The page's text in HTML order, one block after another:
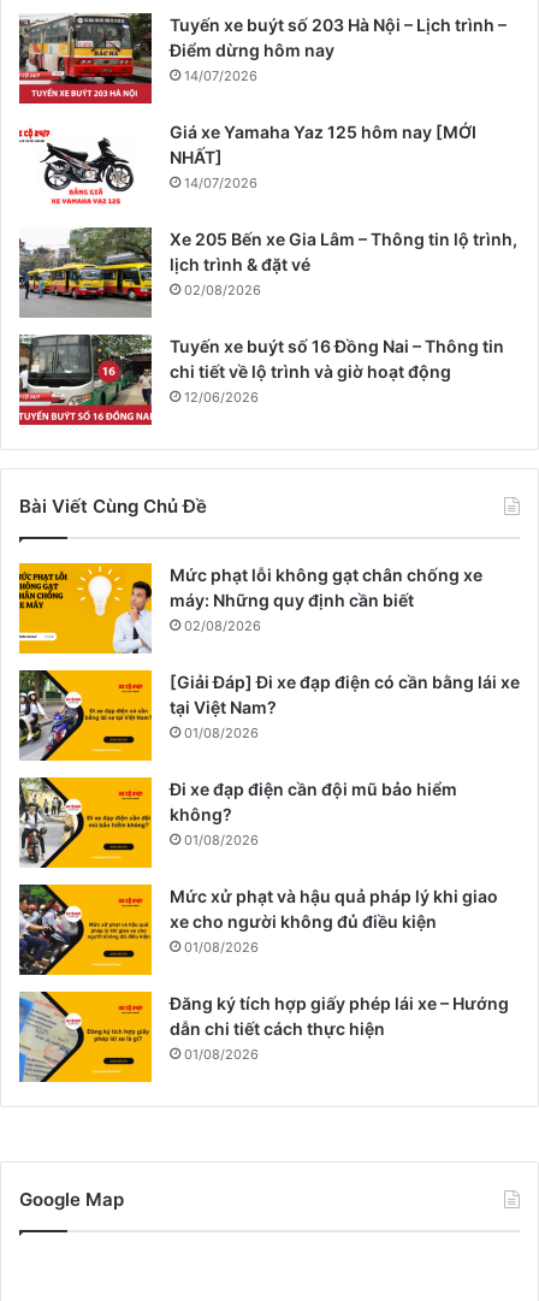
Tuyến xe buýt số 203 Hà Nội – Lịch trình –
Điểm dừng hôm nay
14/07/2026
Giá xe Yamaha Yaz 125 hôm nay [MỚI
NHẤT]
14/07/2026
Xe 205 Bến xe Gia Lâm – Thông tin lộ trình,
lịch trình & đặt vé
02/08/2026
Tuyến xe buýt số 16 Đồng Nai – Thông tin
chi tiết về lộ trình và giờ hoạt động
12/06/2026
Bài Viết Cùng Chủ Đề
Mức phạt lỗi không gạt chân chống xe
máy: Những quy định cần biết
02/08/2026
[Giải Đáp] Đi xe đạp điện có cần bằng lái xe
tại Việt Nam?
01/08/2026
Đi xe đạp điện cần đội mũ bảo hiểm
không?
01/08/2026
Mức xử phạt và hậu quả pháp lý khi giao
xe cho người không đủ điều kiện
01/08/2026
Đăng ký tích hợp giấy phép lái xe – Hướng
dẫn chi tiết cách thực hiện
01/08/2026
Google Map